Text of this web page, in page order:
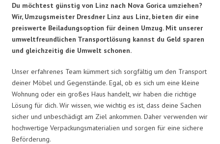
Du möchtest günstig von Linz nach Nova Gorica umziehen?
Wir, Umzugsmeister Dresdner Linz aus Linz, bieten dir eine
preiswerte Beiladungsoption für deinen Umzug. Mit unserer
umweltfreundlichen Transportlösung kannst du Geld sparen
und gleichzeitig die Umwelt schonen.
Unser erfahrenes Team kümmert sich sorgfältig um den Transport
deiner Möbel und Gegenstände. Egal, ob es sich um eine kleine
Wohnung oder ein großes Haus handelt, wir haben die richtige
Lösung für dich. Wir wissen, wie wichtig es ist, dass deine Sachen
sicher und unbeschädigt am Ziel ankommen. Daher verwenden wir
hochwertige Verpackungsmaterialien und sorgen für eine sichere
Beförderung.